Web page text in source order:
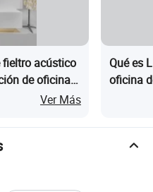
fieltro acústico
de oficina
Ver Más
Qué es
oficina